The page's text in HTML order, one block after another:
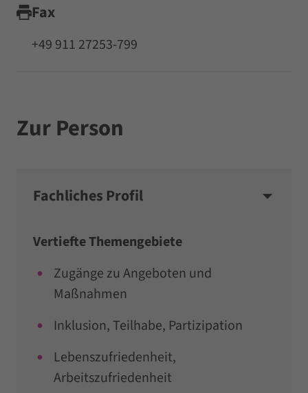
Fax
+49 911 27253-799
Zur Person
Fachliches Profil
Vertiefte Themengebiete
Zugänge zu Angeboten und
Maßnahmen
Inklusion, Teilhabe, Partizipation
Lebenszufriedenheit,
Arbeitszufriedenheit